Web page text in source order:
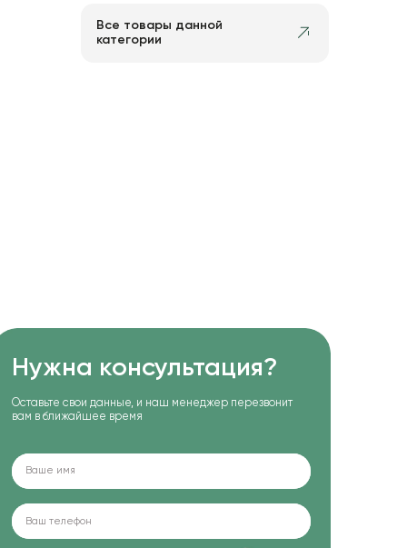
Все товары данной
категории
Нужна консультация?
Оставьте свои данные, и наш менеджер перезвонит
вам в ближайшее время